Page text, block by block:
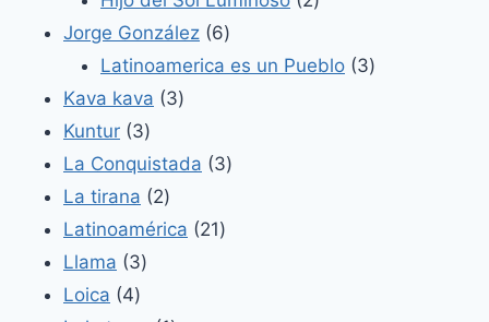
Jorge González 66
productos
Latinoamerica es un Pueblo 33
Kava kava 33
Kuntur 33
productos
La Conquistada 33
La tirana 22
productos
Latinoamérica 2121
Llama 33
Loica 44